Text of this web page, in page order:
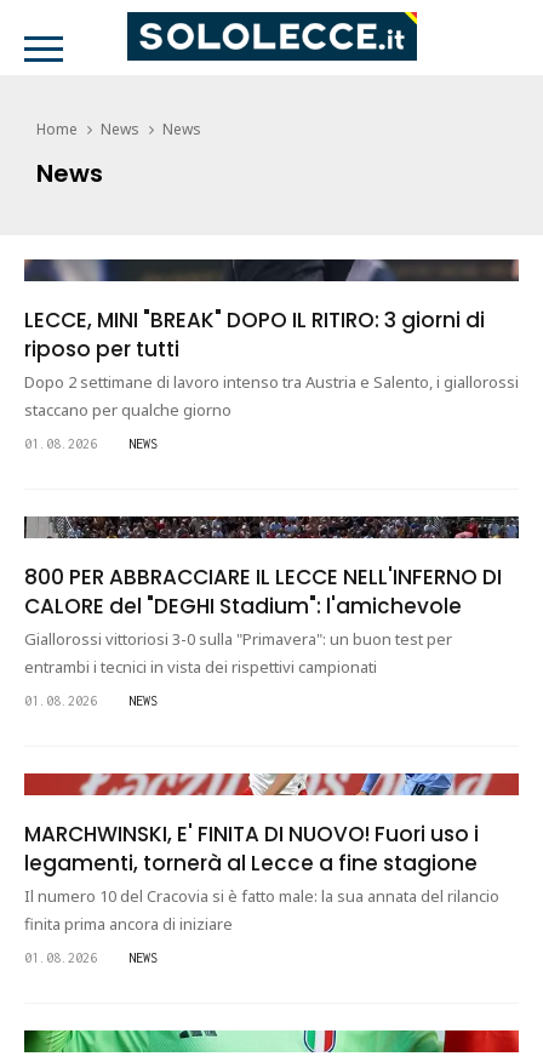
Home News News
News
LECCE, MINI "BREAK" DOPO IL RITIRO: 3 giorni di
riposo per tutti
Dopo 2 settimane di lavoro intenso tra Austria e Salento, i giallorossi
staccano per qualche giorno
01.08.2026 NEWS
800 PER ABBRACCIARE IL LECCE NELL'INFERNO DI
CALORE del "DEGHI Stadium": l'amichevole
Giallorossi vittoriosi 3-0 sulla "Primavera": un buon test per
entrambi i tecnici in vista dei rispettivi campionati
01.08.2026 NEWS
MARCHWINSKI, E' FINITA DI NUOVO! Fuori uso i
legamenti, tornerà al Lecce a fine stagione
Il numero 10 del Cracovia si è fatto male: la sua annata del rilancio
finita prima ancora di iniziare
01.08.2026 NEWS